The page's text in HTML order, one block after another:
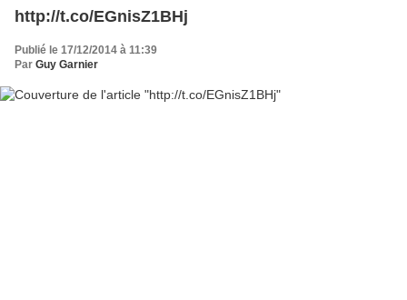
http://t.co/EGnisZ1BHj
Publié le 17/12/2014 à 11:39
Par Guy Garnier